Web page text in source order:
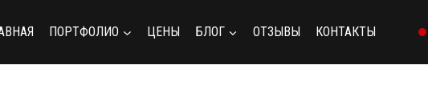
ПОРТФОЛИО ЦЕНЫ БЛОГ ОТЗЫВЫ КОНТАКТЫ